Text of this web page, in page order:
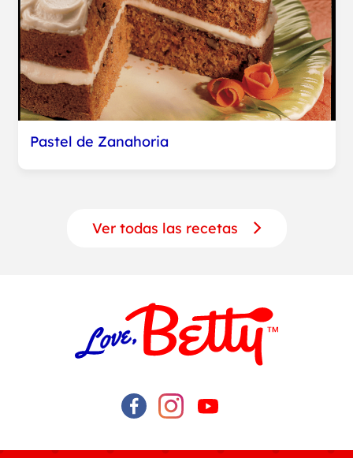
Pastel de Zanahoria
Ver todas las recetas